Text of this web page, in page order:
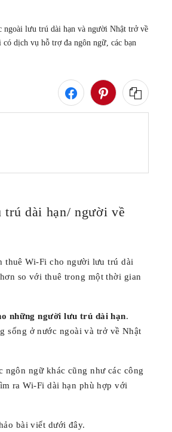
lưu trú dài hạn và người Nhật trở về
dịch vụ hỗ trợ đa ngôn ngữ, các bạn
dài hạn/ người về
thuê Wi-Fi cho người lưu trú dài
so với thuê trong một thời gian
những người lưu trú dài hạn.
sống ở nước ngoài và trở về Nhật
ngữ khác cũng như các công
ra Wi-Fi dài hạn phù hợp với
bài viết dưới đây.